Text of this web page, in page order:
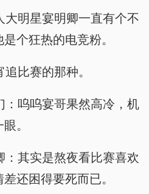
大明星宴明卿一直有个不
个狂热的电竞粉。
比赛的那种。
：呜呜宴哥果然高冷，机
。
：其实是熬夜看比赛喜欢
还困得要死而已。